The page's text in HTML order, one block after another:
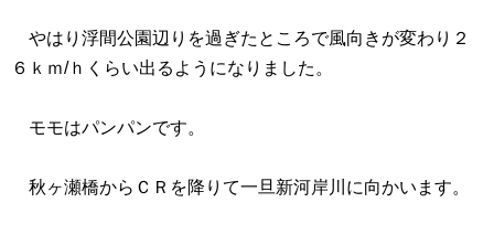
やはり浮間公園辺りを過ぎたところで風向きが変わり２
６ｋｍ/ｈくらい出るようになりました。
モモはパンパンです。
秋ヶ瀬橋からＣＲを降りて一旦新河岸川に向かいます。